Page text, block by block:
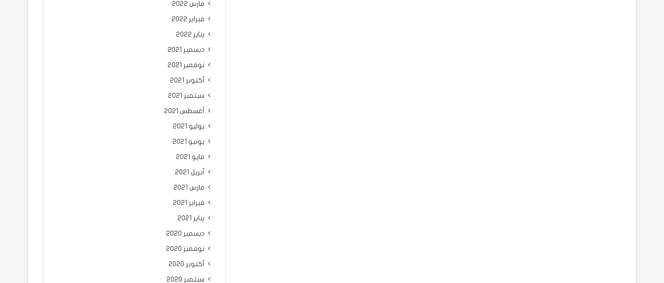
مارس 2022
فبراير 2022
يناير 2022
ديسمبر 2021
نوفمبر 2021
أكتوبر 2021
سبتمبر 2021
أغسطس 2021
يوليو 2021
يونيو 2021
مايو 2021
أبريل 2021
مارس 2021
فبراير 2021
يناير 2021
ديسمبر 2020
نوفمبر 2020
أكتوبر 2020
سبتمبر 2020